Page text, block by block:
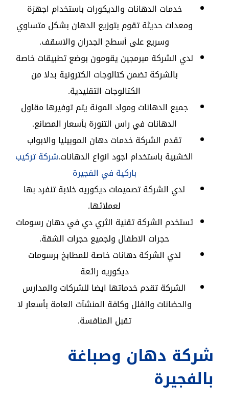
خدمات الدهانات والديكورات باستخدام اجهزة
ومعدات حديثة تقوم بتوزيع الدهان بشكل متساوي
وسريع على أسطح الجدران والاسقف.
لدي الشركة مبرمجين يقومون بوضع تطبيقات خاصة
بالشركة تضمن كتالوجات الكترونية بدلا من
الكتالوجات التقليدية.
جميع الدهانات ومواد المونة يتم توفيرها مقاول
الدهانات في راس التنورة بأسعار المصانع.
تقدم الشركة خدمات دهان الموبيليا والابواب
الخشبية باستخدام اجود انواع الدهانات.شركة تركيب
باركية في الفجيرة
لدي الشركة تصميمات ديكوريه خلابة تنفرد بها
لعملائها.
تستخدم الشركة تقنية الثري دي في دهان رسومات
حجرات الاطفال ولجميع حجرات الشقة.
لدي الشركة دهانات خاصة للمطابخ برسومات
ديكوريه رائعة
الشركة تقدم خدماتها ايضا للشركات والمدارس
والحضانات والفلل وكافة المنشآت العامة بأسعار لا
تقبل المنافسة.
شركة دهان وصباغة
بالفجيرة